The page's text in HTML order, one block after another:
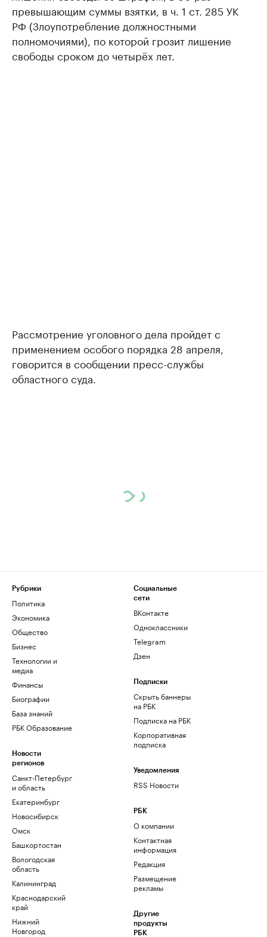
превышающим суммы взятки, в ч. 1 ст. 285 УК
РФ (Злоупотребление должностными
полномочиями), по которой грозит лишение
свободы сроком до четырёх лет.
Рассмотрение уголовного дела пройдет с
применением особого порядка 28 апреля,
говорится в сообщении пресс-службы
областного суда.
Рубрики
Политика
Экономика
Общество
Бизнес
Технологии и
медиа
Финансы
Биографии
База знаний
РБК Образование
Новости
регионов
Санкт-Петербург
и область
Екатеринбург
Новосибирск
Омск
Башкортостан
Вологодская
область
Калининград
Краснодарский
край
Нижний
Новгород
Социальные
сети
ВКонтакте
Одноклассники
Telegram
Дзен
Подписки
Скрыть баннеры
на РБК
Подписка на РБК
Корпоративная
подписка
Уведомления
RSS Новости
РБК
О компании
Контактная
информация
Редакция
Размещение
рекламы
Другие
продукты
РБК